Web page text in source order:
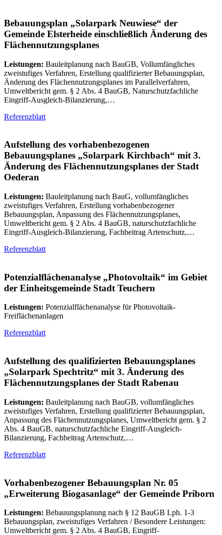
Bebauungsplan „Solarpark Neuwiese“ der
Gemeinde Elsterheide einschließlich Änderung des
Flächennutzungsplanes
Leistungen: Bauleitplanung nach BauGB, Vollumfängliches
zweistufiges Verfahren, Erstellung qualifizierter Bebauungsplan,
Änderung des Flächennutzungsplanes im Parallelverfahren,
Umweltbericht gem. § 2 Abs. 4 BauGB, Naturschutzfachliche
Eingriff-Ausgleich-Bilanzierung,…
Referenzblatt
Aufstellung des vorhabenbezogenen
Bebauungsplanes „Solarpark Kirchbach“ mit 3.
Änderung des Flächennutzungsplanes der Stadt
Oederan
Leistungen: Bauleitplanung nach BauG, vollumfängliches
zweistufiges Verfahren, Erstellung vorhabenbezogener
Bebauungsplan, Anpassung des Flächennutzungsplanes,
Umweltbericht gem. § 2 Abs. 4 BauGB, naturschutzfachliche
Eingriff-Ausgleich-Bilanzierung, Fachbeitrag Artenschutz,…
Referenzblatt
Potenzialflächenanalyse „Photovoltaik“ im Gebiet
der Einheitsgemeinde Stadt Teuchern
Leistungen: Potenzialflächenanalyse für Photovoltaik-
Freiflächenanlagen
Referenzblatt
Aufstellung des qualifizierten Bebauungsplanes
„Solarpark Spechtritz“ mit 3. Änderung des
Flächennutzungsplanes der Stadt Rabenau
Leistungen: Bauleitplanung nach BauGB, vollumfängliches
zweistufiges Verfahren, Erstellung qualifizierter Bebauungsplan,
Anpassung des Flächennutzungsplanes, Umweltbericht gem. § 2
Abs. 4 BauGB, naturschutzfachliche Eingriff-Ausgleich-
Bilanzierung, Fachbeitrag Artenschutz,…
Referenzblatt
Vorhabenbezogener Bebauungsplan Nr. 05
„Erweiterung Biogasanlage“ der Gemeinde Priborn
Leistungen: Bebauungsplanung nach § 12 BauGB Lph. 1-3
Bebauungsplan, zweistufiges Verfahren / Besondere Leistungen:
Umweltbericht gem. § 2 Abs. 4 BauGB, Eingriff-